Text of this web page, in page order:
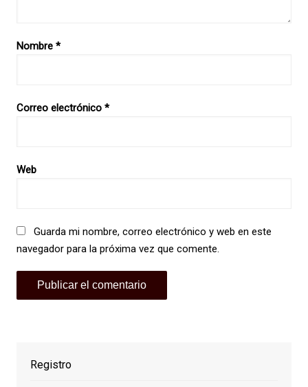
Nombre *
Correo electrónico *
Web
Guarda mi nombre, correo electrónico y web en este
navegador para la próxima vez que comente.
Registro